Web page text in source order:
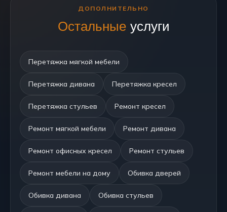
ДОПОЛНИТЕЛЬНО
Остальныеуслуги
Перетяжка мягкой мебели
Перетяжка дивана Перетяжка кресел
Перетяжка стульев Ремонт кресел
Ремонт мягкой мебели Ремонт дивана
Ремонт офисных кресел Ремонт стульев
Ремонт мебели на дому Обивка дверей
Обивка дивана Обивка стульев